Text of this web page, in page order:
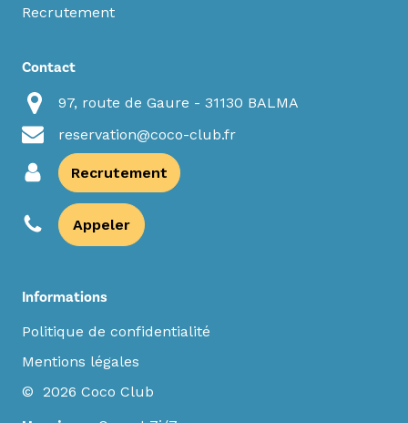
Recrutement
Contact
97, route de Gaure - 31130 BALMA
reservation@coco-club.fr
Recrutement
Appeler
Informations
Politique de confidentialité
Mentions légales
© 2026 Coco Club